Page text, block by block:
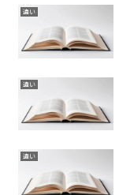
違い
違い
違い